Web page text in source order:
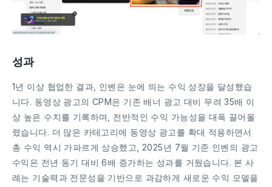
성과
1년 이상 협업한 결과, 인벤은 눈에 띄는 수익 성장을 달성했습
니다. 동영상 광고의 CPM은 기존 배너 광고 대비 무려 35배 이
상 높은 수치를 기록하며, 전반적인 수익 가능성을 대폭 끌어올
렸습니다. 더 많은 카테고리에 동영상 광고를 확대 적용하면서
총 수익 역시 가파르게 상승했고, 2025년 7월 기준 인벤의 광고
수익은 전년 동기 대비 6배 증가하는 성과를 거뒀습니다. 본 사
례는 기술력과 전문성을 기반으로 과감하게 새로운 수익 모델을